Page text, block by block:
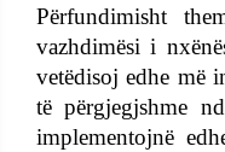
Përfundimisht
vazhdimësi i
vetëdisoj edhe më
të përgjegjshme
implementojnë